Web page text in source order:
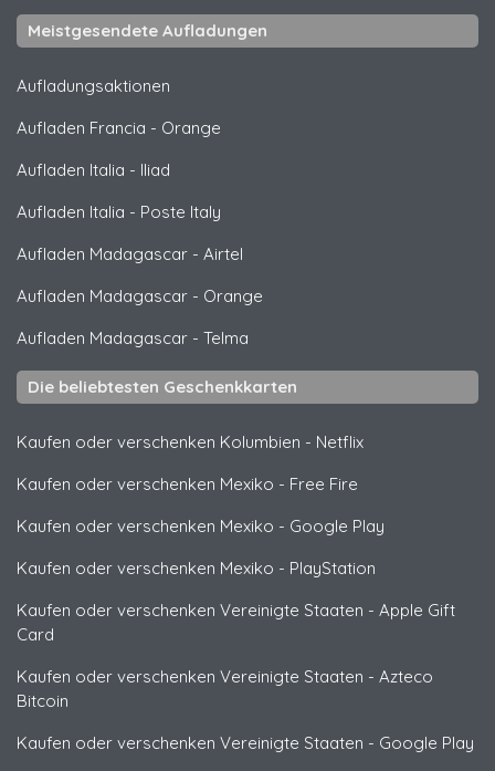
Meistgesendete Aufladungen
Aufladungsaktionen
Aufladen Francia - Orange
Aufladen Italia - Iliad
Aufladen Italia - Poste Italy
Aufladen Madagascar - Airtel
Aufladen Madagascar - Orange
Aufladen Madagascar - Telma
Die beliebtesten Geschenkkarten
Kaufen oder verschenken Kolumbien - Netflix
Kaufen oder verschenken Mexiko - Free Fire
Kaufen oder verschenken Mexiko - Google Play
Kaufen oder verschenken Mexiko - PlayStation
Kaufen oder verschenken Vereinigte Staaten - Apple Gift
Card
Kaufen oder verschenken Vereinigte Staaten - Azteco
Bitcoin
Kaufen oder verschenken Vereinigte Staaten - Google Play